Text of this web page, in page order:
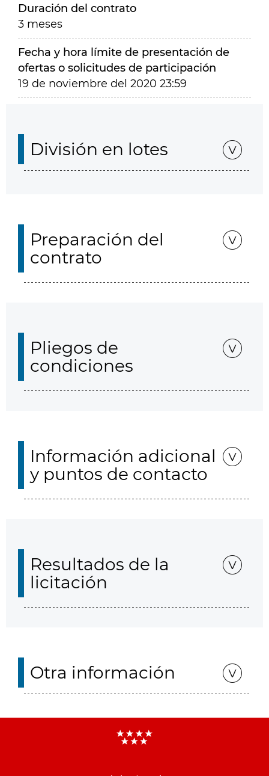
Duración del contrato
3 meses
Fecha y hora límite de presentación de
ofertas o solicitudes de participación
19 de noviembre del 2020 23:59
División en lotes
Preparación del
contrato
Pliegos de
condiciones
Información adicional
y puntos de contacto
Resultados de la
licitación
Otra información